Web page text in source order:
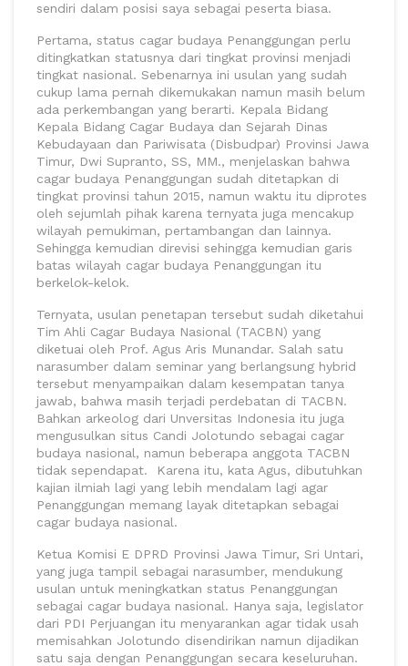
sendiri dalam posisi saya sebagai peserta biasa.
Pertama, status cagar budaya Penanggungan perlu
ditingkatkan statusnya dari tingkat provinsi menjadi
tingkat nasional. Sebenarnya ini usulan yang sudah
cukup lama pernah dikemukakan namun masih belum
ada perkembangan yang berarti. Kepala Bidang
Kepala Bidang Cagar Budaya dan Sejarah Dinas
Kebudayaan dan Pariwisata (Disbudpar) Provinsi Jawa
Timur, Dwi Supranto, SS, MM., menjelaskan bahwa
cagar budaya Penanggungan sudah ditetapkan di
tingkat provinsi tahun 2015, namun waktu itu diprotes
oleh sejumlah pihak karena ternyata juga mencakup
wilayah pemukiman, pertambangan dan lainnya.
Sehingga kemudian direvisi sehingga kemudian garis
batas wilayah cagar budaya Penanggungan itu
berkelok-kelok.
Ternyata, usulan penetapan tersebut sudah diketahui
Tim Ahli Cagar Budaya Nasional (TACBN) yang
diketuai oleh Prof. Agus Aris Munandar. Salah satu
narasumber dalam seminar yang berlangsung hybrid
tersebut menyampaikan dalam kesempatan tanya
jawab, bahwa masih terjadi perdebatan di TACBN.
Bahkan arkeolog dari Unversitas Indonesia itu juga
mengusulkan situs Candi Jolotundo sebagai cagar
budaya nasional, namun beberapa anggota TACBN
tidak sependapat. Karena itu, kata Agus, dibutuhkan
kajian ilmiah lagi yang lebih mendalam lagi agar
Penanggungan memang layak ditetapkan sebagai
cagar budaya nasional.
Ketua Komisi E DPRD Provinsi Jawa Timur, Sri Untari,
yang juga tampil sebagai narasumber, mendukung
usulan untuk meningkatkan status Penanggungan
sebagai cagar budaya nasional. Hanya saja, legislator
dari PDI Perjuangan itu menyarankan agar tidak usah
memisahkan Jolotundo disendirikan namun dijadikan
satu saja dengan Penanggungan secara keseluruhan.